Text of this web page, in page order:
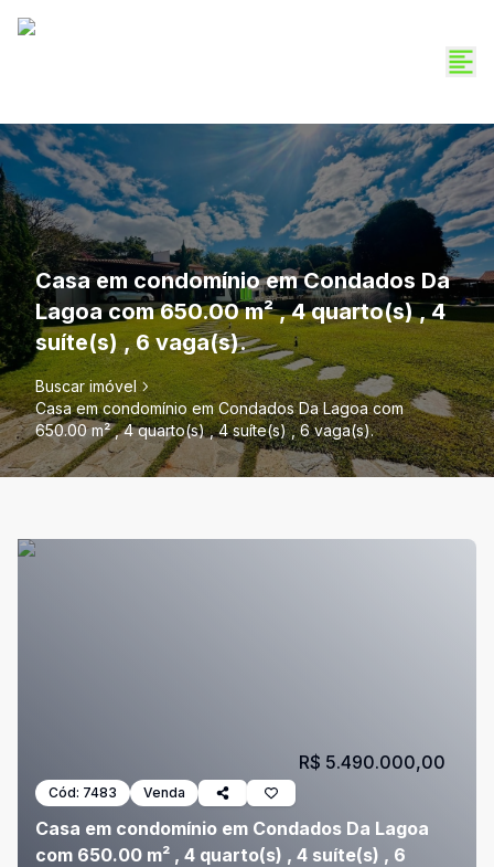
Casa em condomínio em Condados Da
Lagoa com 650.00 m² , 4 quarto(s) , 4
suíte(s) , 6 vaga(s).
Buscar imóvel
Casa em condomínio em Condados Da Lagoa com
650.00 m² , 4 quarto(s) , 4 suíte(s) , 6 vaga(s).
Cód: 7483 Venda
Casa em condomínio em Condados Da Lagoa
com 650.00 m² , 4 quarto(s) , 4 suíte(s) , 6
R$ 5.490.000,00